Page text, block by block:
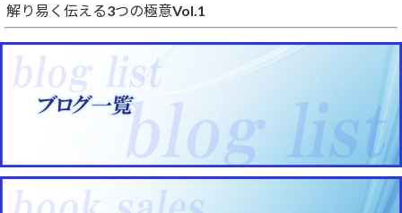
解り易く伝える3つの極意Vol.1